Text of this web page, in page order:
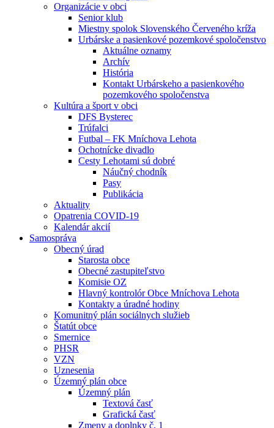
Organizácie v obci
Senior klub
Miestny spolok Slovenského Červeného kríža
Urbárske a pasienkové pozemkové spoločenstvo
Aktuálne oznamy
Archív
História
Kontakt Urbárskeho a pasienkového
pozemkového spoločenstva
Kultúra a šport v obci
DFS Bysterec
Trúfalci
Futbal – FK Mníchova Lehota
Ochotnícke divadlo
Cesty Lehotami sú dobré
Náučný chodník
Pasy
Publikácia
Aktuality
Opatrenia COVID-19
Kalendár akcií
Samospráva
Obecný úrad
Starosta obce
Obecné zastupiteľstvo
Komisie OZ
Hlavný kontrolór Obce Mníchova Lehota
Kontakty a úradné hodiny
Komunitný plán sociálnych služieb
Štatút obce
Smernice
PHSR
VZN
Uznesenia
Územný plán obce
Územný plán
Textová časť
Grafická časť
Zmeny a doplnky č. 1